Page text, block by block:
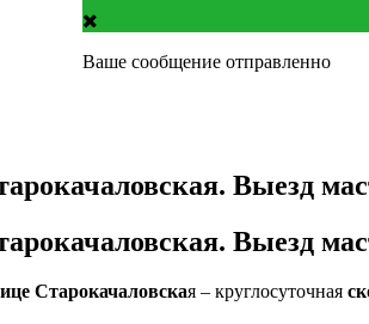
Ваше сообщение отправленно
Выезд
Выезд
Старокачаловская – круглосуточная